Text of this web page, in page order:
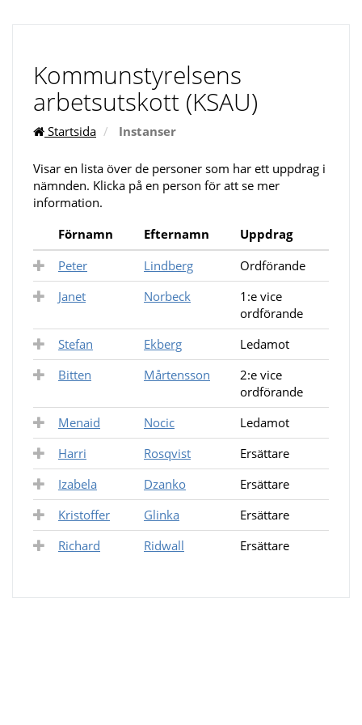
Kommunstyrelsens
arbetsutskott (KSAU)
Startsida Instanser
Visar en lista över de personer som har ett uppdrag i
nämnden. Klicka på en person för att se mer
information.
Förnamn
Efternamn
Uppdrag
Peter
Lindberg
Ordförande
Janet
Norbeck
1:e vice
ordförande
Stefan
Ekberg
Ledamot
Bitten
Mårtensson
2:e vice
ordförande
Menaid
Nocic
Ledamot
Harri
Rosqvist
Ersättare
Izabela
Dzanko
Ersättare
Kristoffer
Glinka
Ersättare
Richard
Ridwall Ersättare